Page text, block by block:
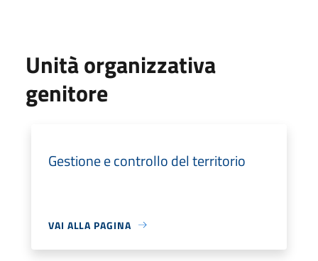
Unità organizzativa
genitore
Gestione e controllo del territorio
VAI ALLA PAGINA